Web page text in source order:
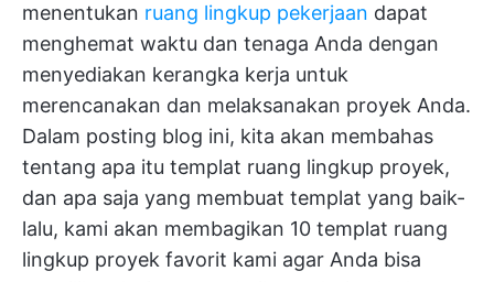
menentukan ruang lingkup pekerjaan dapat
menghemat waktu dan tenaga Anda dengan
menyediakan kerangka kerja untuk
merencanakan dan melaksanakan proyek Anda.
Dalam posting blog ini, kita akan membahas
tentang apa itu templat ruang lingkup proyek,
dan apa saja yang membuat templat yang baik-
lalu, kami akan membagikan 10 templat ruang
lingkup proyek favorit kami agar Anda bisa